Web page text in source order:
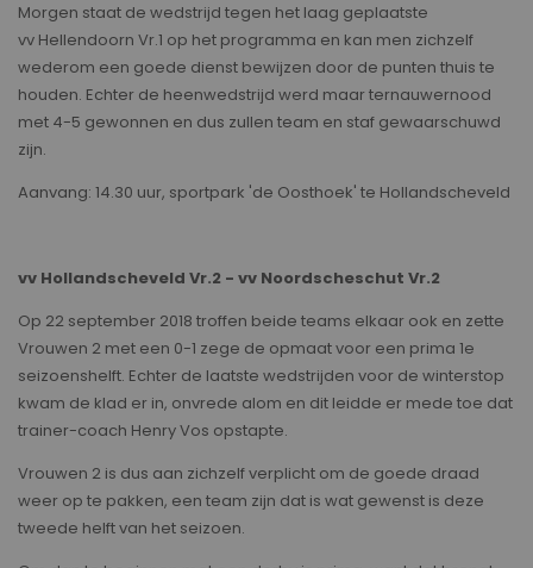
Morgen staat de wedstrijd tegen het laag geplaatste
vv Hellendoorn Vr.1 op het programma en kan men zichzelf
wederom een goede dienst bewijzen door de punten thuis te
houden. Echter de heenwedstrijd werd maar ternauwernood
met 4-5 gewonnen en dus zullen team en staf gewaarschuwd
zijn.
Aanvang: 14.30 uur, sportpark 'de Oosthoek' te Hollandscheveld
vv Hollandscheveld Vr.2 - vv Noordscheschut Vr.2
Op 22 september 2018 troffen beide teams elkaar ook en zette
Vrouwen 2 met een 0-1 zege de opmaat voor een prima 1e
seizoenshelft. Echter de laatste wedstrijden voor de winterstop
kwam de klad er in, onvrede alom en dit leidde er mede toe dat
trainer-coach Henry Vos opstapte.
Vrouwen 2 is dus aan zichzelf verplicht om de goede draad
weer op te pakken, een team zijn dat is wat gewenst is deze
tweede helft van het seizoen.